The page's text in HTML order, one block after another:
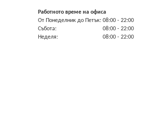
Работното време на офиса
От Πонеделник до Πетък: 08:00 - 22:00
Събота:
08:00 - 22:00
Неделя:
08:00 - 22:00